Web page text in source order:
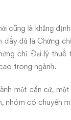
cũng là khẳng
đủ là Chứng
chỉ Đại lý
trong ngành.
một căn cứ, một
nhóm có chuyên